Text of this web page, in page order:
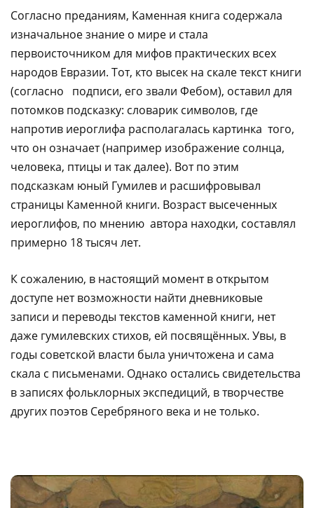
Согласно преданиям, Каменная книга содержала
изначальное знание о мире и стала
первоисточником для мифов практических всех
народов Евразии. Тот, кто высек на скале текст книги
(согласно подписи, его звали Фебом), оставил для
потомков подсказку: словарик символов, где
напротив иероглифа располагалась картинка того,
что он означает (например изображение солнца,
человека, птицы и так далее). Вот по этим
подсказкам юный Гумилев и расшифровывал
страницы Каменной книги. Возраст высеченных
иероглифов, по мнению автора находки, составлял
примерно 18 тысяч лет.
К сожалению, в настоящий момент в открытом
доступе нет возможности найти дневниковые
записи и переводы текстов каменной книги, нет
даже гумилевских стихов, ей посвящённых. Увы, в
годы советской власти была уничтожена и сама
скала с письменами. Однако остались свидетельства
в записях фольклорных экспедиций, в творчестве
других поэтов Серебряного века и не только.